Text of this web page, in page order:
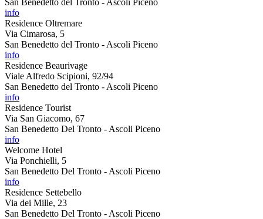
info
Residence Oltremare
Via Cimarosa, 5
San Benedetto del Tronto - Ascoli Piceno
info
Residence Beaurivage
Viale Alfredo Scipioni, 92/94
San Benedetto del Tronto - Ascoli Piceno
info
Residence Tourist
Via San Giacomo, 67
San Benedetto Del Tronto - Ascoli Piceno
info
Welcome Hotel
Via Ponchielli, 5
San Benedetto Del Tronto - Ascoli Piceno
info
Residence Settebello
Via dei Mille, 23
San Benedetto Del Tronto - Ascoli Piceno